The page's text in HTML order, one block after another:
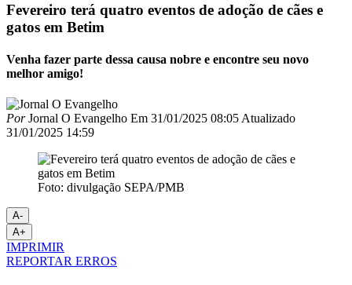
Fevereiro terá quatro eventos de adoção de cães e
gatos em Betim
Venha fazer parte dessa causa nobre e encontre seu novo
melhor amigo!
PorJornal O Evangelho Em 31/01/2025 08:05 Atualizado
31/01/2025 14:59
Foto: divulgação SEPA/PMB
A-
A+
IMPRIMIR
REPORTAR ERROS